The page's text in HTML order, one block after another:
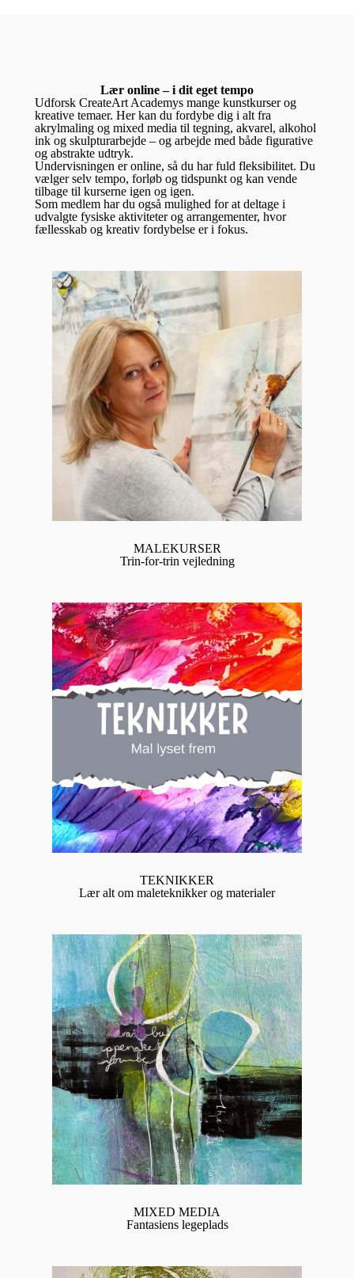
Lær online – i dit eget tempo
Udforsk CreateArt Academys mange kunstkurser og
kreative temaer. Her kan du fordybe dig i alt fra
akrylmaling og mixed media til tegning, akvarel, alkohol
ink og skulpturarbejde – og arbejde med både figurative
og abstrakte udtryk.
Undervisningen er online, så du har fuld fleksibilitet. Du
vælger selv tempo, forløb og tidspunkt og kan vende
tilbage til kurserne igen og igen.
Som medlem har du også mulighed for at deltage i
udvalgte fysiske aktiviteter og arrangementer, hvor
fællesskab og kreativ fordybelse er i fokus.
MALEKURSER
Trin-for-trin vejledning
TEKNIKKER
Lær alt om maleteknikker og materialer
MIXED MEDIA
Fantasiens legeplads